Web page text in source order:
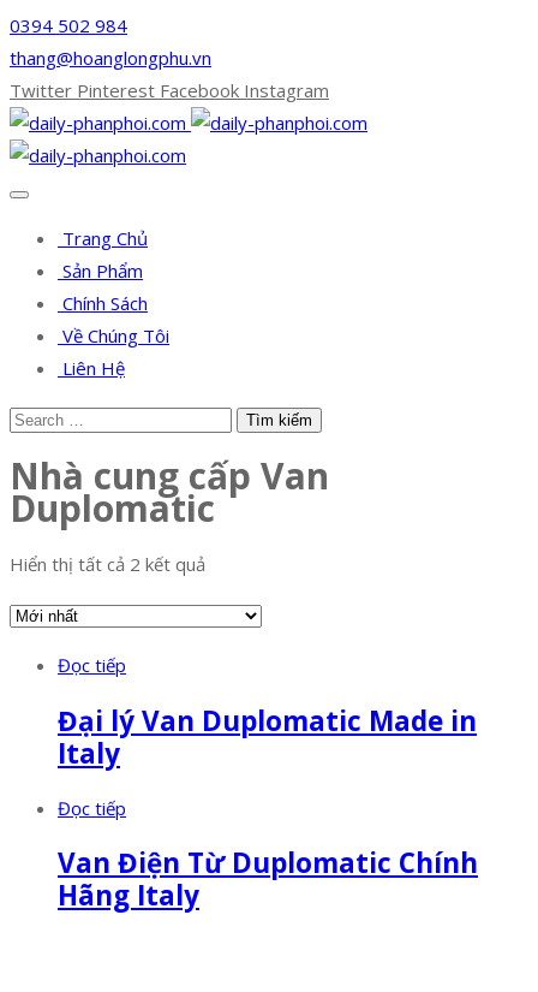
0394 502 984
thang@hoanglongphu.vn
Twitter Pinterest Facebook Instagram
Trang Chủ
Sản Phẩm
Chính Sách
Về Chúng Tôi
Liên Hệ
Nhà cung cấp Van
Duplomatic
Hiển thị tất cả 2 kết quả
Đọc tiếp
Đại lý Van Duplomatic Made in
Italy
Đọc tiếp
Van Điện Từ Duplomatic Chính
Hãng Italy